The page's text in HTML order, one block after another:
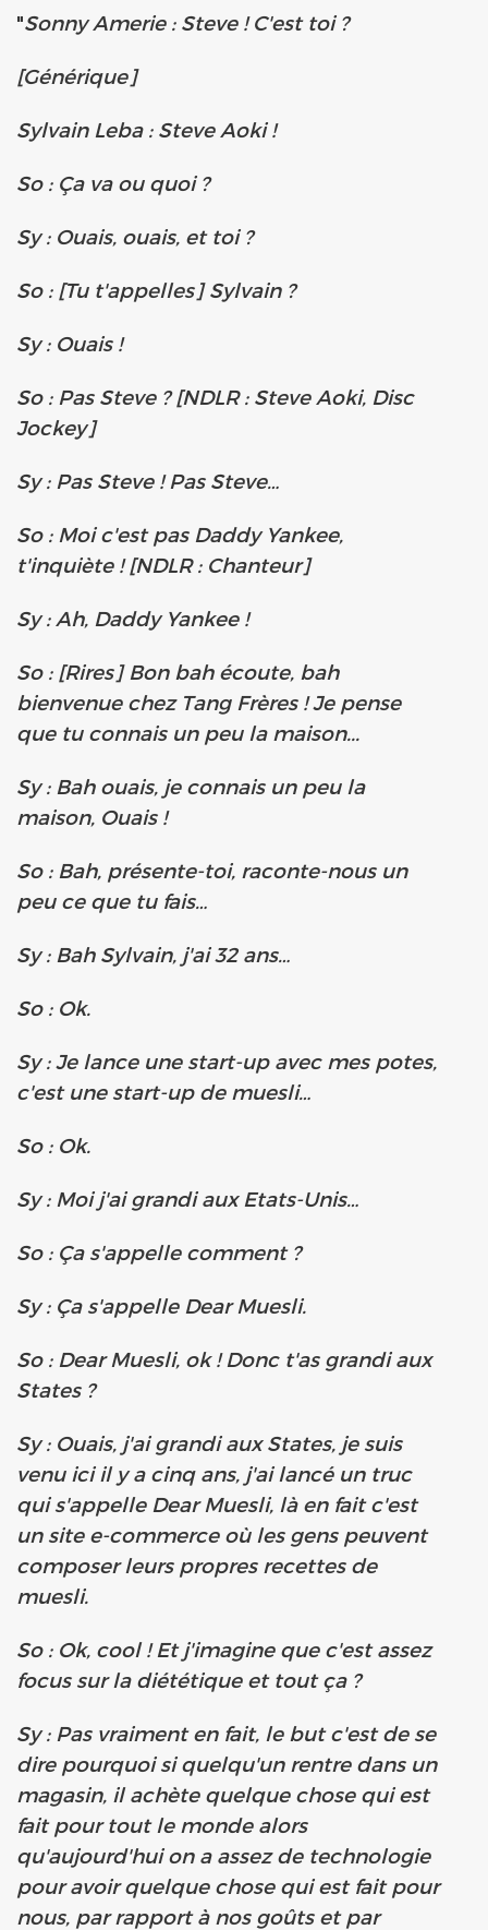
"Sonny Amerie : Steve ! C'est toi ?
[Générique]
Sylvain Leba : Steve Aoki !
So : Ça va ou quoi ?
Sy : Ouais, ouais, et toi ?
So : [Tu t'appelles] Sylvain ?
Sy : Ouais !
So : Pas Steve ? [NDLR : Steve Aoki, Disc
Jockey]
Sy : Pas Steve ! Pas Steve…
So : Moi c'est pas Daddy Yankee,
t'inquiète ! [NDLR : Chanteur]
Sy : Ah, Daddy Yankee !
So : [Rires] Bon bah écoute, bah
bienvenue chez Tang Frères ! Je pense
que tu connais un peu la maison...
Sy : Bah ouais, je connais un peu la
maison, Ouais !
So : Bah, présente-toi, raconte-nous un
peu ce que tu fais…
Sy : Bah Sylvain, j'ai 32 ans…
So : Ok.
Sy : Je lance une start-up avec mes potes,
c'est une start-up de muesli…
So : Ok.
Sy : Moi j'ai grandi aux Etats-Unis…
So : Ça s'appelle comment ?
Sy : Ça s'appelle Dear Muesli.
So : Dear Muesli, ok ! Donc t'as grandi aux
States ?
Sy : Ouais, j'ai grandi aux States, je suis
venu ici il y a cinq ans, j'ai lancé un truc
qui s'appelle Dear Muesli, là en fait c'est
un site e-commerce où les gens peuvent
composer leurs propres recettes de
muesli.
So : Ok, cool ! Et j'imagine que c'est assez
focus sur la diététique et tout ça ?
Sy : Pas vraiment en fait, le but c'est de se
dire pourquoi si quelqu'un rentre dans un
magasin, il achète quelque chose qui est
fait pour tout le monde alors
qu'aujourd'hui on a assez de technologie
pour avoir quelque chose qui est fait pour
nous, par rapport à nos goûts et par